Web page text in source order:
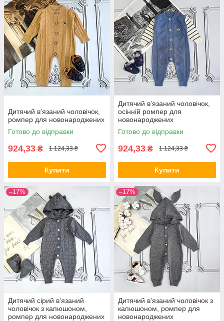
Дитячий в'язаний чоловічок,
ромпер для новонароджених
Готово до відправки
924,33 ₴ 1 124,33 ₴
Купити
Дитячий в'язаний чоловічок,
осінній ромпер для
новонароджених
Готово до відправки
924,33 ₴ 1 124,33 ₴
Купити
–17%
Дитячий сірий в'язаний
чоловічок з капюшоном,
ромпер для новонароджених
–17%
Дитячий в'язаний чоловічок з
капюшоном, ромпер для
новонароджених